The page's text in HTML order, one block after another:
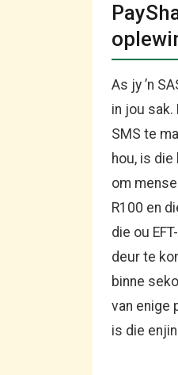
As jy ’n
in jou
SMS te
hou, is
om
R100 en
die ou
deur te
binne
van enige
is die